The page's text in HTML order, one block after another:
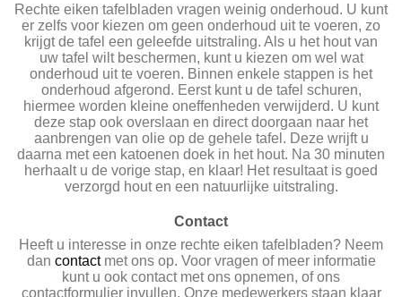
Rechte eiken tafelbladen vragen weinig onderhoud. U kunt
er zelfs voor kiezen om geen onderhoud uit te voeren, zo
krijgt de tafel een geleefde uitstraling. Als u het hout van
uw tafel wilt beschermen, kunt u kiezen om wel wat
onderhoud uit te voeren. Binnen enkele stappen is het
onderhoud afgerond. Eerst kunt u de tafel schuren,
hiermee worden kleine oneffenheden verwijderd. U kunt
deze stap ook overslaan en direct doorgaan naar het
aanbrengen van olie op de gehele tafel. Deze wrijft u
daarna met een katoenen doek in het hout. Na 30 minuten
herhaalt u de vorige stap, en klaar! Het resultaat is goed
verzorgd hout en een natuurlijke uitstraling.
Contact
Heeft u interesse in onze rechte eiken tafelbladen? Neem
dan contactmet ons op. Voor vragen of meer informatie
kunt u ook contact met ons opnemen, of ons
contactformulier invullen. Onze medewerkers staan klaar